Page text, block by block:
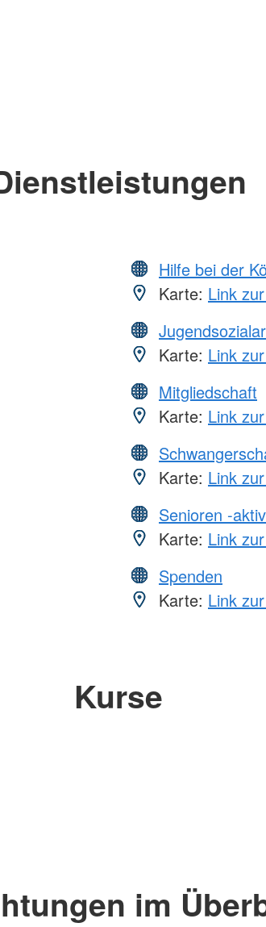
Hilfe bei der
Karte: Link
Karte: Link
Mitgliedschaft
Karte: Link
Karte: Link
Senioren -
Karte: Link
Spenden
Karte: Link
Kurse
im